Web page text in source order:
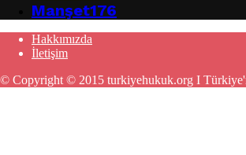
Manşet176
Hakkımızda
İletişim
© Copyright © 2015 turkiyehukuk.org I